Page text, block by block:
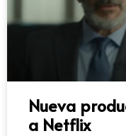
Nueva
a Netflix